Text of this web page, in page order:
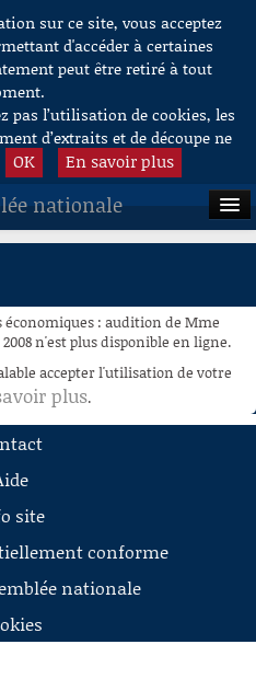
sur ce site, vous acceptez
d'accéder à certaines
peut être retiré à tout
pas l’utilisation de cookies, les
d’extraits et de découpe ne
OK En savoir plus
nationale
économiques : audition de Mme
n'est plus disponible en ligne.
accepter l'utilisation de votre
plus.
site
conforme
nationale